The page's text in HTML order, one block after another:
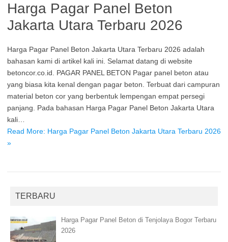
Harga Pagar Panel Beton
Jakarta Utara Terbaru 2026
Harga Pagar Panel Beton Jakarta Utara Terbaru 2026 adalah
bahasan kami di artikel kali ini. Selamat datang di website
betoncor.co.id. PAGAR PANEL BETON Pagar panel beton atau
yang biasa kita kenal dengan pagar beton. Terbuat dari campuran
material beton cor yang berbentuk lempengan empat persegi
panjang. Pada bahasan Harga Pagar Panel Beton Jakarta Utara
kali…
Read More: Harga Pagar Panel Beton Jakarta Utara Terbaru 2026
»
TERBARU
Harga Pagar Panel Beton di Tenjolaya Bogor Terbaru
2026